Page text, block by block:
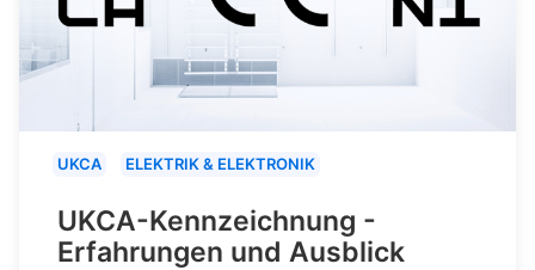
UKCA ELEKTRIK & ELEKTRONIK
UKCA-Kennzeichnung -
Erfahrungen und Ausblick